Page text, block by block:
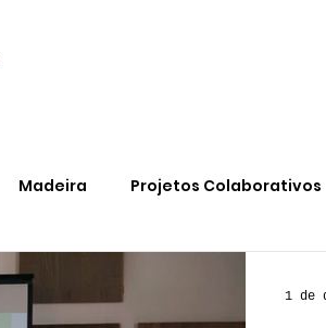
Madeira Projetos Colaborativos
1 de